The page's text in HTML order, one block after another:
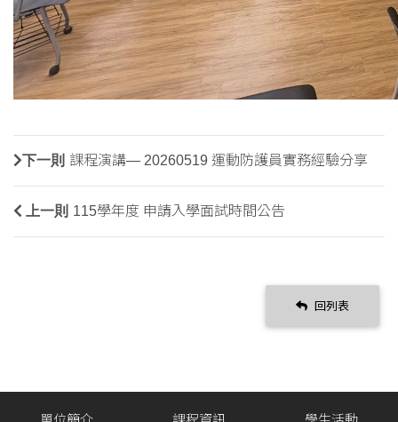
下一則 課程演講— 20260519 運動防護員實務經驗分享
上一則 115學年度 申請入學面試時間公告
回列表